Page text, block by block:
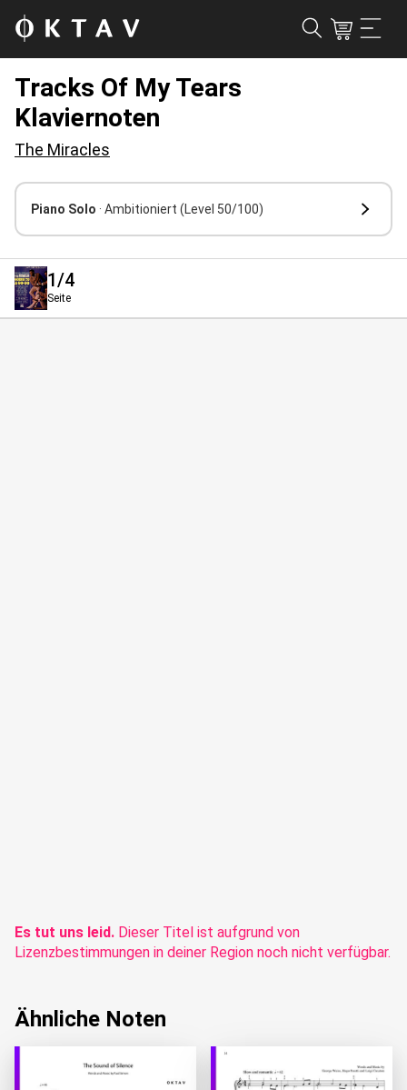
Tracks Of My Tears
Klaviernoten
The Miracles
Piano Solo · Ambitioniert (Level 50/100)
1/4
Seite
Es tut uns leid. Dieser Titel ist aufgrund von
Lizenzbestimmungen in deiner Region noch nicht verfügbar.
Ähnliche Noten